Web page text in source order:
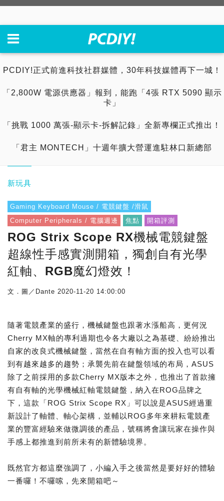
PCDIY!正式前進科技社群媒體，30年科技媒體再下一城！
「2,800W 電源供應器」報到，能跑「4張 RTX 5090 顯示
卡」
「挑戰 1000 萬張-顯示卡-拆解記錄」全新專欄正式推出！
「君主 MONTECH」十週年擴大營運進駐林口新總部
新玩具
Gaming Keyboard Mouse / 電競鍵盤 /滑鼠
Computer Peripherals / 電腦週邊
焦點 開箱評測
ROG Strix Scope RX機械電競鍵盤
超線性手感實測開箱，獨創自有光學
紅軸、RGB魔幻燈效！
文．圖／Dante 2020-11-20 14:00:00
隨著電競產業的盛行，機械鍵盤也跟著水漲船高，更何況
Cherry MX軸的專利過期也令各大廠以之為基礎、紛紛推出
自家的改良式機械鍵盤，當然在自有軸方面的投入也可以看
到有越來越多的趨勢；承襲先前在鍵盤領域的布局，ASUS
除了之前採用的多款Cherry MX版本之外，也推出了首款擁
有自有軸的光學機械紅軸電競鍵盤，納入在ROG品牌之
下，這款「ROG Strix Scope RX」可以說是ASUS經過重
新設計了軸體、軸心架構，並輔以ROG多年來耕耘電競產
業的豐富經驗來做微調後的產品，號稱將會讓玩家在操作與
手感上都推進到前所未有的新體驗境界。
既然官方都這麼強調了，小編入手之後當然是要好好的體驗
一番囉！不囉嗦，先來開箱吧～